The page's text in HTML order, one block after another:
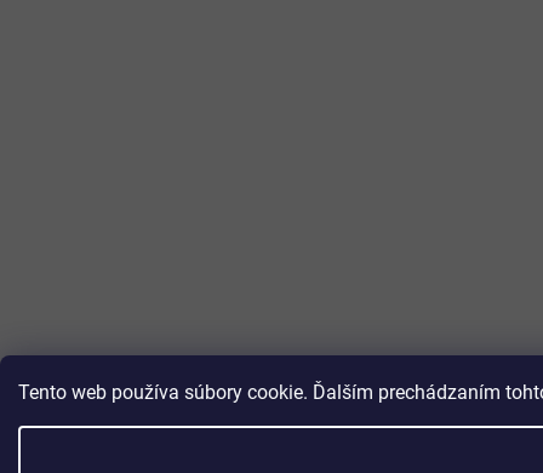
Tento web používa súbory cookie. Ďalším prechádzaním